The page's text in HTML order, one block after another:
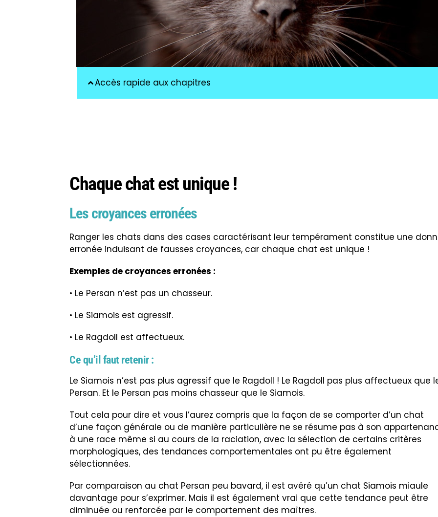
Accès rapide aux chapitres
Chaque chat est unique !
Les croyances erronées
Ranger les chats dans des cases caractérisant leur tempérament constitue une
erronée induisant de fausses croyances, car chaque chat est unique !
Exemples de croyances erronées :
• Le Persan n’est pas un chasseur.
• Le Siamois est agressif.
• Le Ragdoll est affectueux.
Ce qu’il faut retenir :
Le Siamois n’est pas plus agressif que le Ragdoll ! Le Ragdoll pas plus affectueux que
Persan. Et le Persan pas moins chasseur que le Siamois.
Tout cela pour dire et vous l’aurez compris que la façon de se comporter d’un chat
d’une façon générale ou de manière particulière ne se résume pas à son
à une race même si au cours de la raciation, avec la sélection de certains critères
morphologiques, des tendances comportementales ont pu être également
sélectionnées.
Par comparaison au chat Persan peu bavard, il est avéré qu’un chat Siamois miaule
davantage pour s’exprimer. Mais il est également vrai que cette tendance peut être
diminuée ou renforcée par le comportement des maîtres.